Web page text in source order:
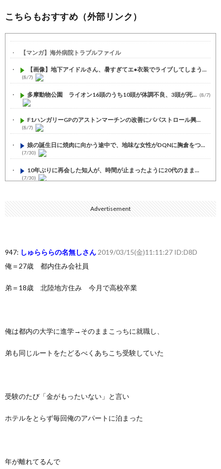
こちらもおすすめ（外部リンク）
【マンガ】海外病院トラブルファイル
【画像】地下アイドルさん、暑すぎてエ●衣装でライブしてしまう...
(8/7)
多摩動物公園 ライオン16頭のうち10頭が体調不良、3頭が死... (8/7)
F1ハンガリーGPのアストンマーチンの改善にパパストロール興...
(8/7)
娘の誕生日に焼肉に向かう途中で、地味な女性がDQNに胸倉をつ...
(7/30)
10年ぶりに再会した知人が、時間が止まったように20代のまま...
(7/30)
いきなり円高 (7/30)
(7/30)
Advertisement
947: しゅらららの名無しさん 2019/03/15(金)11:11:27 ID:D8D
俺＝27歳 都内住み会社員
弟＝18歳 北陸地方住み 今月で高校卒業
俺は都内の大学に進学→そのままこっちに就職し、
弟も同じルートをたどるべくあちこち受験していた
受験のたび「金がもったいない」と言い
ホテルをとらず毎回俺のアパートに泊まった
年が離れてるんで